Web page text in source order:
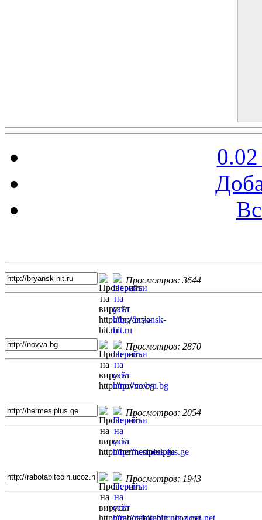
Просмотров: 3644
Просмотров: 2870
Просмотров: 2054
Просмотров: 1943